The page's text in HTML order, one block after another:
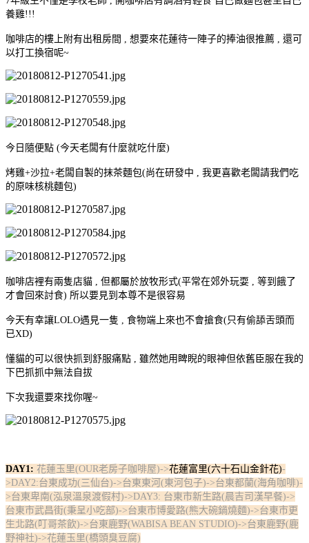
養雞!!!
咖啡店的樓上附有出租房間 , 想要來花蓮待一陣子的捧油很推薦 , 還可
以打工換宿呢~
今日隨便點 (今天老闆有什麼就吃什麼)
烤雞+沙拉+老闆自製的抹茶麵包(尚在研發中 , 我更喜歡老闆請我們吃
的原味核桃麵包)
咖啡店裡有兩隻店貓 , 但都屬於放牧形式(平常在郊外玩耍 , 等到餓了
才會回來討食) 所以要見到本尊不是很容易
今天有幸讓LOLO遇見一隻 , 食物端上來也不會搶食(只有偷舔舌頭而
已XD)
懂貓的可以很快抓到舒服痛點 , 雖然她用睥睨的眼神但依舊臣服在我的
下巴抓抓中無法自拔
下次我還要來找你喔~
DAY1: 花蓮玉里(OUR老房子咖啡屋)->花蓮富里(六十石山金針花)-
>DAY2:台東成功(三仙台)->台東東河(東河包子)->台東都蘭(海角咖啡)-
>台東卑南(泓泉溫泉渡假村)->DAY3: 台東市新生路(晨吉司漢早餐)->
台東市武昌街(秉呈小吃部)->台東市博愛路(熊大碗鍋燒麵)->台東市更
生北路(叮哥茶飲)->台東鹿野(WABISA BEAN STUDIO)->台東鹿野(鹿
野神社)->花蓮玉里(橋頭臭豆腐)